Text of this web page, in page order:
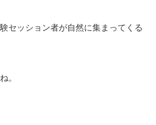
セッション者が自然に集まってくる
。